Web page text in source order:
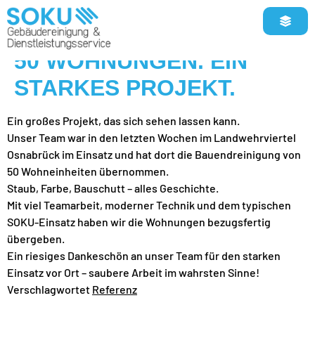
50 WOHNUNGEN. EIN
STARKES PROJEKT.
Ein großes Projekt, das sich sehen lassen kann.
Unser Team war in den letzten Wochen im Landwehrviertel
Osnabrück im Einsatz und hat dort die Bauendreinigung von
50 Wohneinheiten übernommen.
Staub, Farbe, Bauschutt – alles Geschichte.
Mit viel Teamarbeit, moderner Technik und dem typischen
SOKU-Einsatz haben wir die Wohnungen bezugsfertig
übergeben.
Ein riesiges Dankeschön an unser Team für den starken
Einsatz vor Ort – saubere Arbeit im wahrsten Sinne!
Verschlagwortet Referenz